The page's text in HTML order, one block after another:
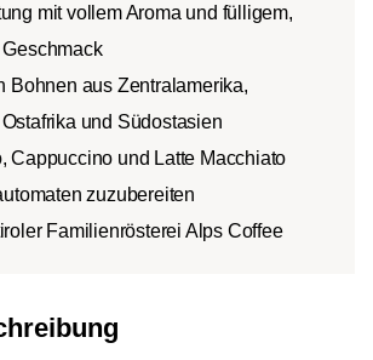
mit vollem Aroma und fülligem,
Bohnen aus Zentralamerika,
und Südostasien
Cappuccino und Latte Macchiato
zuzubereiten
Familienrösterei Alps Coffee